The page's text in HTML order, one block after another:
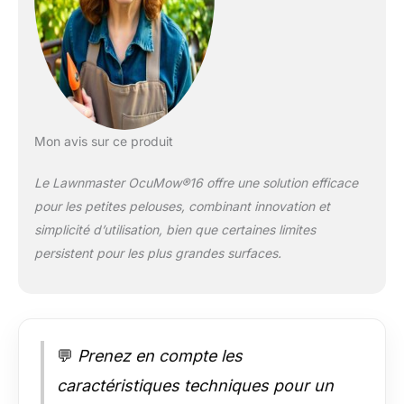
SPOT-CUT : pour des
résultats
particulièrement
rapides sur des
herbes hautes, il
de manière ciblée.
HAUTEUR DE COUPE
CONTINU : Avec la
hauteur de coupe
selon vos souhaits.
Pour une pelouse
haute, commencez
Mon avis sur ce produit
Le Lawnmaster OcuMow®16 offre une solution efficace
pour les petites pelouses, combinant innovation et
simplicité d’utilisation, bien que certaines limites
persistent pour les plus grandes surfaces.
💬 Prenez en compte les
caractéristiques techniques pour un